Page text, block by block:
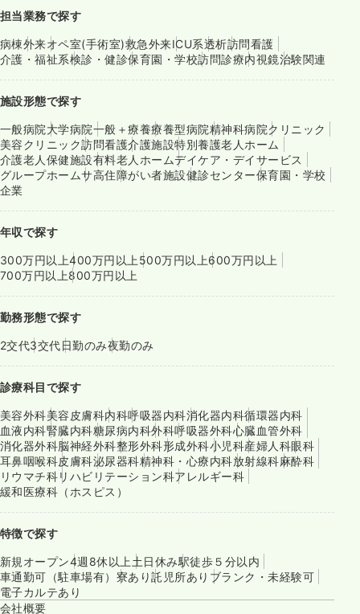
担当業務で探す
病棟外来オペ室(手術室)救急外来ICU系透析訪問看護
介護・福祉系検診・健診保育園・学校訪問診療内視鏡治験関連
施設形態で探す
一般病院大学病院一般＋療養療養型病院精神科病院クリニック
美容クリニック訪問看護介護施設特別養護老人ホーム
介護老人保健施設有料老人ホームデイケア・デイサービス
グループホームサ高住障がい者施設健診センター保育園・学校
企業
年収で探す
300万円以上400万円以上 500万円以上600万円以上
700万円以上800万円以上
勤務形態で探す
2交代3交代日勤のみ夜勤のみ
診療科目で探す
美容外科美容皮膚科内科呼吸器内科消化器内科循環器内科
血液内科腎臓内科糖尿病内科外科呼吸器外科心臓血管外科
消化器外科脳神経外科整形外科形成外科小児科産婦人科眼科
耳鼻咽喉科皮膚科泌尿器科精神科・心療内科放射線科麻酔科
リウマチ科リハビリテーション科アレルギー科
緩和医療科（ホスピス）
特徴で探す
新規オープン4週8休以上 土日休み駅徒歩５分以内
車通勤可（駐車場有） 寮あり託児所あり ブランク・未経験可
電子カルテあり
会社概要